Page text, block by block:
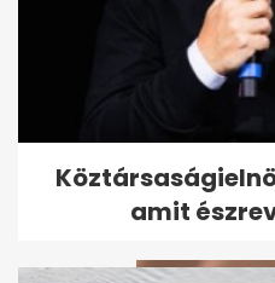
Pierrot:
igazat
amit